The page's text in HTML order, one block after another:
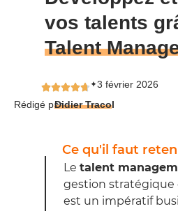
vos talents
Talent
✦3 février 2026
Rédigé parDidier Tracol
Ce qu'il faut
Le talent
gestion stratégique
est un impératif